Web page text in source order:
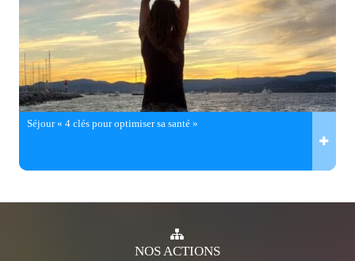
Séjour « 4 clés pour optimiser sa santé »
NOSACTIONS